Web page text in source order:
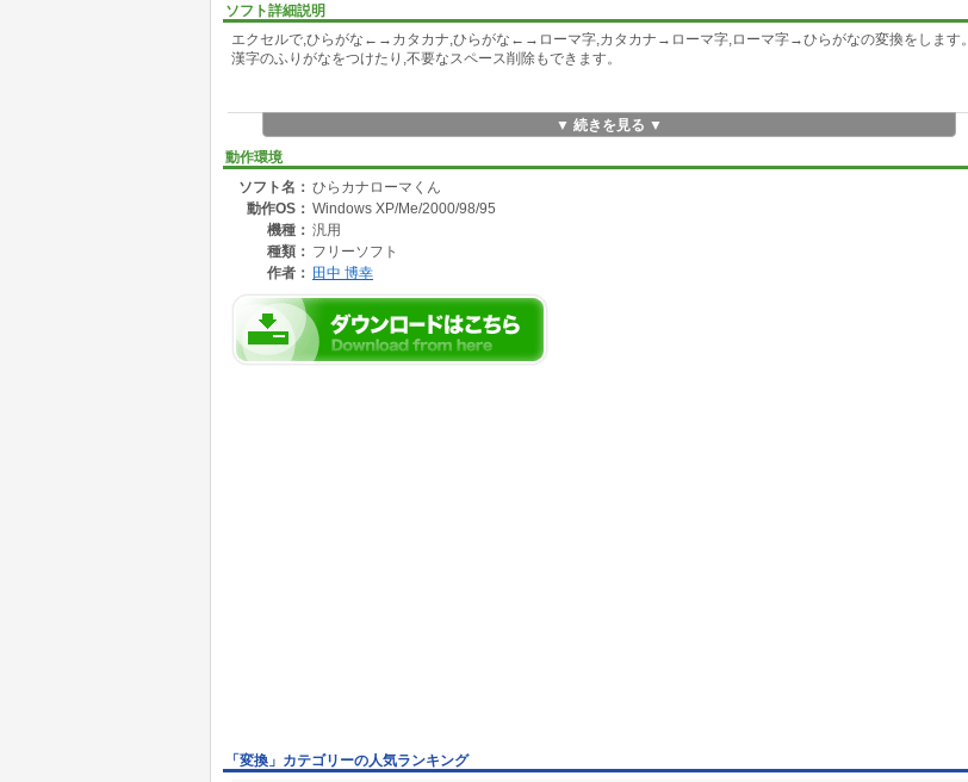
ソフト詳細説明
エクセルで,ひらがな←→カタカナ,ひらがな←→ローマ字,カタカナ→ローマ字,ローマ字→ひらがなの変換をします。
漢字のふりがなをつけたり,不要なスペース削除もできます。
▼ 続きを見る ▼
動作環境
ソフト名： ひらカナローマくん
動作OS： Windows XP/Me/2000/98/95
機種： 汎用
種類： フリーソフト
作者： 田中 博幸
「変換」カテゴリーの人気ランキング